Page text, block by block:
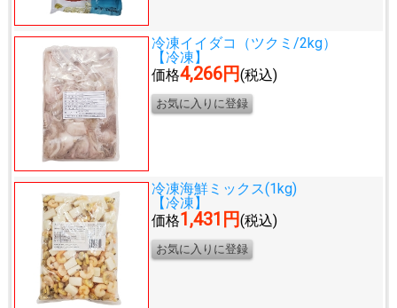
冷凍イイダコ（ツクミ/2kg）
【冷凍】
価格4,266円(税込)
冷凍海鮮ミックス(1kg)
【冷凍】
価格1,431円(税込)